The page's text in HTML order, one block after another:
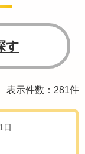
す
表示件数：281件
日